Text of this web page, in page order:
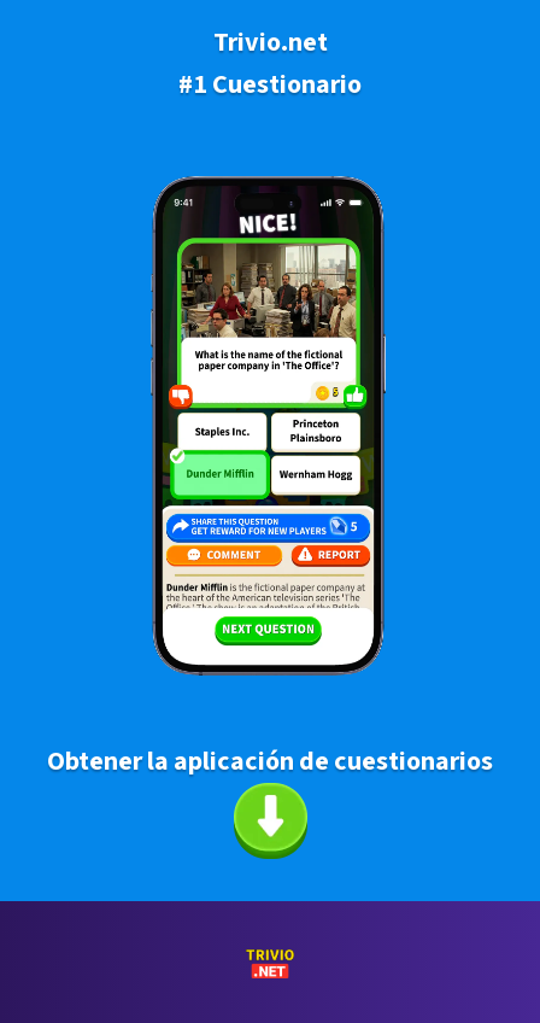
Trivio.net
#1 Cuestionario
Obtener la aplicación de cuestionarios